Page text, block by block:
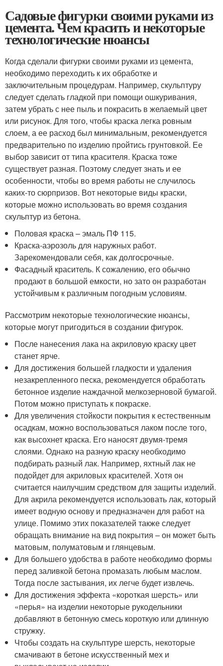
Садовые фигурки своими руками из
цемента. Чем красить и некоторые
технологические нюансы
Когда сделали фигурки своими руками из цемента,
необходимо переходить к их обработке и
заключительным процедурам. Например, скульптуру
следует сделать гладкой при помощи ошкуривания,
затем убрать с нее пыль и покрасить в желаемый цвет
или рисунок. Для того, чтобы краска легка ровным
слоем, а ее расход был минимальным, рекомендуется
предварительно по изделию пройтись грунтовкой. Ее
выбор зависит от типа красителя. Краска тоже
существует разная. Поэтому следует знать и ее
особенности, чтобы во время работы не случилось
каких-то сюрпризов. Вот некоторые виды краски,
которые можно использовать во время создания
скульптур из бетона.
Половая краска – эмаль ПФ 115.
Краска-аэрозоль для наружных работ.
Зарекомендовали себя, как долгосрочные.
Фасадный краситель. К сожалению, его обычно
продают в большой емкости, но зато он разработан
устойчивым к различным погодным условиям.
Рассмотрим некоторые технологические нюансы,
которые могут пригодиться в создании фигурок.
После нанесения лака на акриловую краску цвет
станет ярче.
Для достижения большей гладкости и удаления
незакрепленного песка, рекомендуется обработать
бетонное изделие наждачной мелкозерновой бумагой.
Потом можно приступать к покраске.
Для увеличения стойкости покрытия к естественным
осадкам, можно воспользоваться лаком после того,
как высохнет краска. Его наносят двумя-тремя
слоями. Однако на разную краску необходимо
подбирать разный лак. Например, яхтный лак не
подойдет для акриловых красителей. Хотя он
считается наилучшим средством для защиты изделий.
Для акрила рекомендуется использовать лак, который
имеет водную основу и предназначен для работ на
улице. Помимо этих показателей также следует
обращать внимание на вид покрытия – он может быть
матовым, полуматовым и глянцевым.
Для большего удобства в работе необходимо формы
перед заливкой бетона промазать любым маслом.
Тогда после застывания, их легче будет извлечь.
Для достижения эффекта «короткая шерсть» или
«перья» на изделии некоторые рукодельники
добавляют в бетонную смесь короткую или длинную
стружку.
Чтобы создать на скульптуре шерсть, некоторые
смачивают в бетоне искусственный мех и